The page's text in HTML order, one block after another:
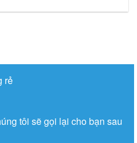
rẻ
tôi sẽ gọi lại cho bạn sau